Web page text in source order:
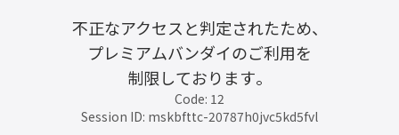
不正なアクセスと判定されたため、
プレミアムバンダイのご利用を
制限しております。
Code: 12
Session ID: mskbfttc-20787h0jvc5kd5fvl